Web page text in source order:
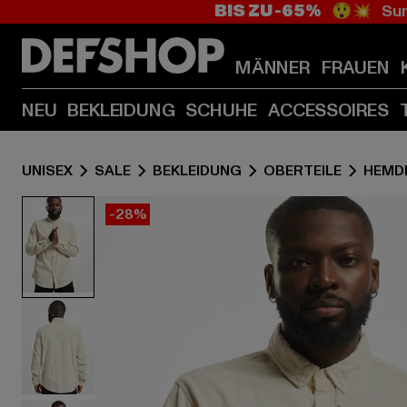
BIS ZU -65% 😲💥
MÄNNER FRAUEN
NEU BEKLEIDUNG SCHUHE ACCESSOIRES
UNISEX SALE BEKLEIDUNG OBERTEILE
-28%